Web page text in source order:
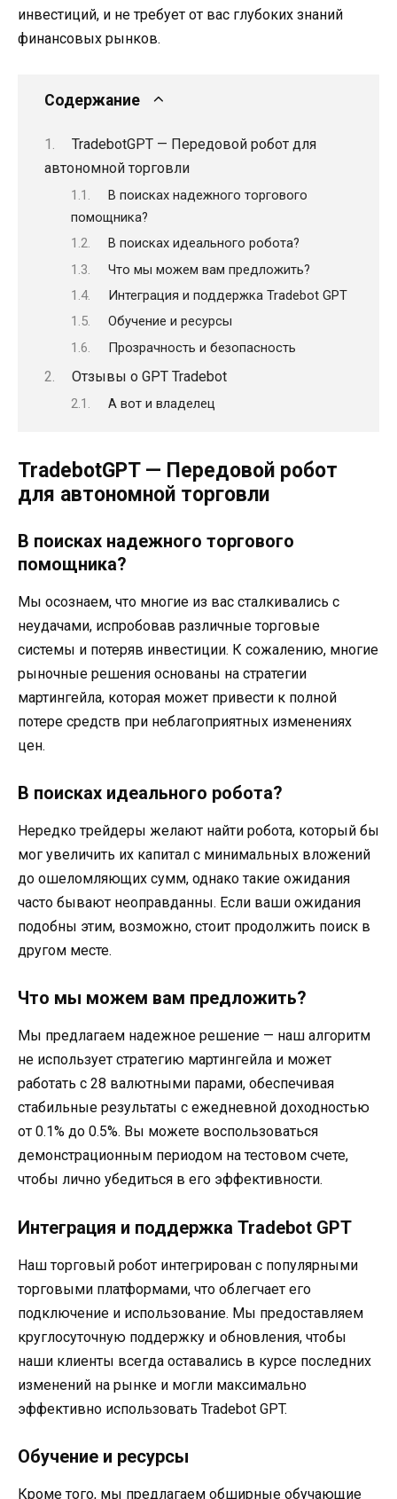
инвестиций, и не требует от вас глубоких знаний
финансовых рынков.
Содержание
TradebotGPT — Передовой робот для
автономной торговли
В поисках надежного торгового
помощника?
В поисках идеального робота?
Что мы можем вам предложить?
Интеграция и поддержка Tradebot GPT
Обучение и ресурсы
Прозрачность и безопасность
Отзывы о GPT Tradebot
А вот и владелец
TradebotGPT — Передовой робот
для автономной торговли
В поисках надежного торгового
помощника?
Мы осознаем, что многие из вас сталкивались с
неудачами, испробовав различные торговые
системы и потеряв инвестиции. К сожалению, многие
рыночные решения основаны на стратегии
мартингейла, которая может привести к полной
потере средств при неблагоприятных изменениях
цен.
В поисках идеального робота?
Нередко трейдеры желают найти робота, который бы
мог увеличить их капитал с минимальных вложений
до ошеломляющих сумм, однако такие ожидания
часто бывают неоправданны. Если ваши ожидания
подобны этим, возможно, стоит продолжить поиск в
другом месте.
Что мы можем вам предложить?
Мы предлагаем надежное решение — наш алгоритм
не использует стратегию мартингейла и может
работать с 28 валютными парами, обеспечивая
стабильные результаты с ежедневной доходностью
от 0.1% до 0.5%. Вы можете воспользоваться
демонстрационным периодом на тестовом счете,
чтобы лично убедиться в его эффективности.
Интеграция и поддержка Tradebot GPT
Наш торговый робот интегрирован с популярными
торговыми платформами, что облегчает его
подключение и использование. Мы предоставляем
круглосуточную поддержку и обновления, чтобы
наши клиенты всегда оставались в курсе последних
изменений на рынке и могли максимально
эффективно использовать Tradebot GPT.
Обучение и ресурсы
Кроме того, мы предлагаем обширные обучающие